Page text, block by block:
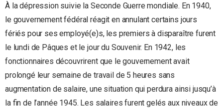
À la dépression suivie la Seconde Guerre mondiale. En 1940,
le gouvernement fédéral réagit en annulant certains jours
fériés pour ses employé(e)s, les premiers à disparaître furent
le lundi de Pâques et le jour du Souvenir. En 1942, les
fonctionnaires découvrirent que le gouvernement avait
prolongé leur semaine de travail de 5 heures sans
augmentation de salaire, une situation qui perdura ainsi jusqu’à
la fin de l’année 1945. Les salaires furent gelés aux niveaux de